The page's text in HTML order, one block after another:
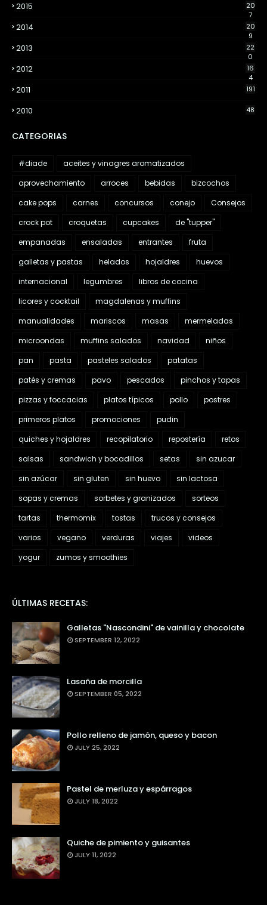
2015
20
7
2014
20
9
2013
22
0
2012
16
4
2011 191
2010 48
CATEGORIAS
#diade
aceites y vinagres aromatizados
aprovechamiento
arroces bebidas
bizcochos
cake pops
carnes concursos conejo
Consejos
crock pot
croquetas cupcakes
de "tupper"
empanadas
ensaladas entrantes
fruta
galletas y pastas
helados hojaldres
huevos
internacional
legumbres
libros de cocina
licores y cocktail
magdalenas y muffins
manualidades
mariscos masas
mermeladas
microondas
muffins salados navidad
niños
pan
pasta pasteles salados
patatas
patés y cremas
pavo pescados
pinchos y tapas
pizzas y foccacias
platos típicos pollo
postres
primeros platos
promociones
pudin
quiches y hojaldres
recopilatorio repostería
retos
salsas
sandwich y bocadillos setas
sin azucar
sin azúcar
sin gluten sin huevo
sin lactosa
sopas y cremas
sorbetes y granizados
sorteos
tartas
thermomix tostas
trucos y consejos
varios
vegano verduras viajes
videos
yogur
zumos y smoothies
ÚLTIMAS RECETAS:
Galletas "Nascondini" de vainilla y chocolate
SEPTEMBER 12, 2022
Lasaña de morcilla
SEPTEMBER 05, 2022
Pollo relleno de jamón, queso y bacon
JULY 25, 2022
Pastel de merluza y espárragos
JULY 18, 2022
Quiche de pimiento y guisantes
JULY 11, 2022